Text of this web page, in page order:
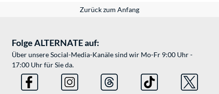
Zurück zum Anfang
Folge ALTERNATE auf:
Über unsere Social-Media-Kanäle sind wir Mo-Fr 9:00 Uhr -
17:00 Uhr für Sie da.